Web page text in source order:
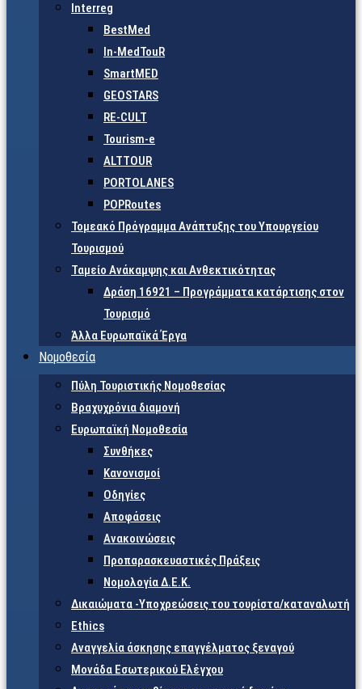
Interreg
BestMed
In-MedTouR
SmartMED
GEOSTARS
RE-CULT
Tourism-e
ALTTOUR
PORTOLANES
POPRoutes
Τομεακό Πρόγραμμα Ανάπτυξης του Υπουργείου
Τουρισμού
Ταμείο Ανάκαμψης και Ανθεκτικότητας
Δράση 16921 – Προγράμματα κατάρτισης στον
Τουρισμό
Άλλα Ευρωπαϊκά Έργα
Νομοθεσία
Πύλη Τουριστικής Νομοθεσίας
Βραχυχρόνια διαμονή
Ευρωπαϊκή Νομοθεσία
Συνθήκες
Κανονισμοί
Οδηγίες
Αποφάσεις
Ανακοινώσεις
Προπαρασκευαστικές Πράξεις
Νομολογία Δ.Ε.Κ.
Δικαιώματα -Υποχρεώσεις του τουρίστα/καταναλωτή
Ethics
Αναγγελία άσκησης επαγγέλματος ξεναγού
Μονάδα Εσωτερικού Ελέγχου